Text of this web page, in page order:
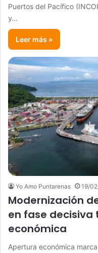
Puertos del Pacífico
y…
Leer más »
Yo Amo Puntarenas 19/
Modernización
en fase
económica
Apertura económica